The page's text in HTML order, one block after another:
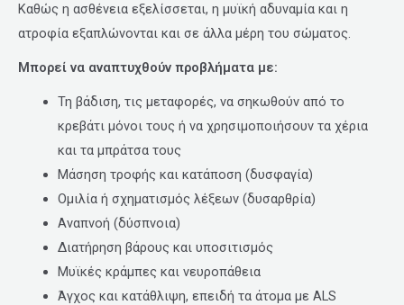
Καθώς η ασθένεια εξελίσσεται, η μυϊκή αδυναμία και η
ατροφία εξαπλώνονται και σε άλλα μέρη του σώματος.
Μπορεί να αναπτυχθούν προβλήματα με:
Τη βάδιση, τις μεταφορές, να σηκωθούν από το
κρεβάτι μόνοι τους ή να χρησιμοποιήσουν τα χέρια
και τα μπράτσα τους
Μάσηση τροφής και κατάποση (δυσφαγία)
Ομιλία ή σχηματισμός λέξεων (δυσαρθρία)
Αναπνοή (δύσπνοια)
Διατήρηση βάρους και υποσιτισμός
Μυϊκές κράμπες και νευροπάθεια
Άγχος και κατάθλιψη, επειδή τα άτομα με ALS